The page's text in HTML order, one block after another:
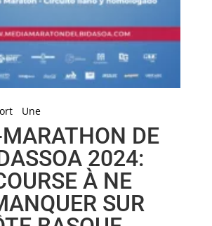
Une
DE
2024:
À NE
SUR